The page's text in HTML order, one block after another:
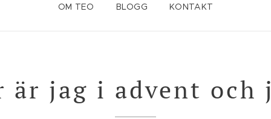
OM TEO BLOGG KONTAKT
är jag i advent och